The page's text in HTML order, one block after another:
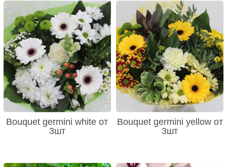
Bouquet germini white от
3шт
Bouquet germini yellow от
3шт